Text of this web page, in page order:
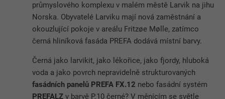
průmyslového komplexu v malém městě Larvik na jihu
Norska. Obyvatelé Larviku mají nová zaměstnání a
okouzlující pokoje v areálu Fritzøe Mølle, zatímco
černá hliníková fasáda PREFA dodává místní barvy.
Černá jako larvikit, jako lékořice, jako fjordy, hluboká
voda a jako povrch nepravidelně strukturovaných
fasádních panelů PREFA FX.12 nebo fasádní systém
PREFALZ v barvě P.10 černé? V měnícím se světle